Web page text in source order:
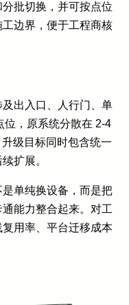
批切换，并可按点位
边界，便于工程商核
出入口、人行门、单
位，原系统分散在 2-4
级目标同时包含统一
扩展。
单纯换设备，而是把
能力整合起来。对工
用率、平台迁移成本